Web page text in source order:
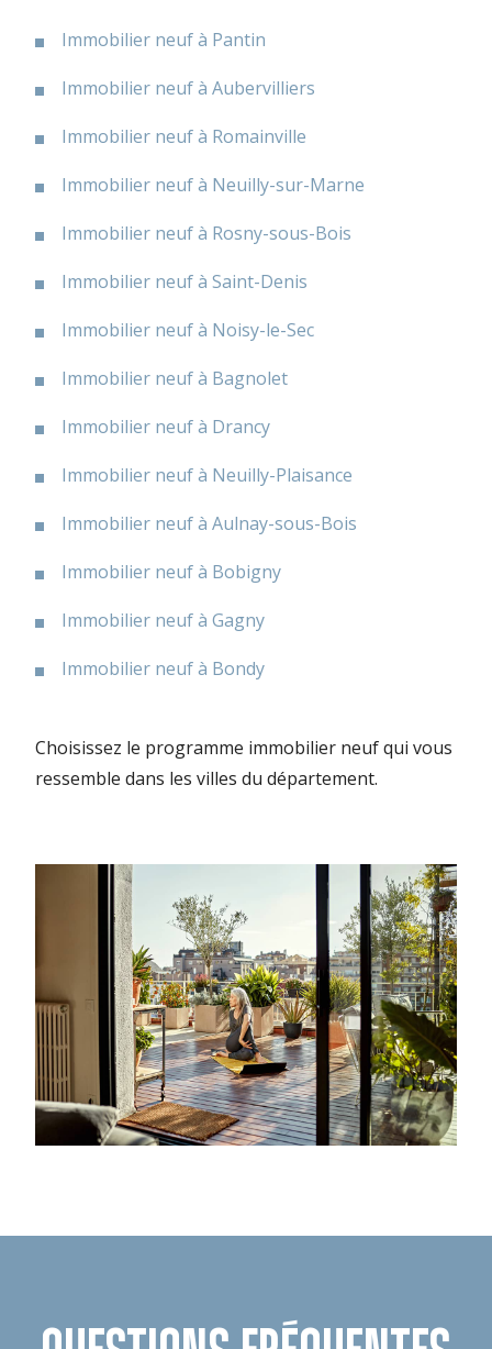
Immobilier neuf à Pantin
Immobilier neuf à Aubervilliers
Immobilier neuf à Romainville
Immobilier neuf à Neuilly-sur-Marne
Immobilier neuf à Rosny-sous-Bois
Immobilier neuf à Saint-Denis
Immobilier neuf à Noisy-le-Sec
Immobilier neuf à Bagnolet
Immobilier neuf à Drancy
Immobilier neuf à Neuilly-Plaisance
Immobilier neuf à Aulnay-sous-Bois
Immobilier neuf à Bobigny
Immobilier neuf à Gagny
Immobilier neuf à Bondy
Choisissez le programme immobilier neuf qui vous
ressemble dans les villes du département.